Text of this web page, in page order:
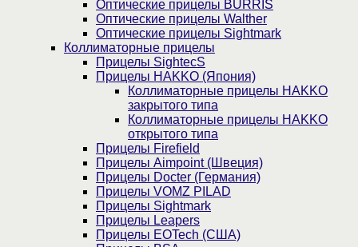
Оптические прицелы BURRIS
Оптические прицелы Walther
Оптические прицелы Sightmark
Коллиматорные прицелы
Прицелы SightecS
Прицелы HAKKO (Япония)
Коллиматорные прицелы HAKKO
закрытого типа
Коллиматорные прицелы HAKKO
открытого типа
Прицелы Firefield
Прицелы Aimpoint (Швеция)
Прицелы Docter (Германия)
Прицелы VOMZ PILAD
Прицелы Sightmark
Прицелы Leapers
Прицелы EOTech (США)